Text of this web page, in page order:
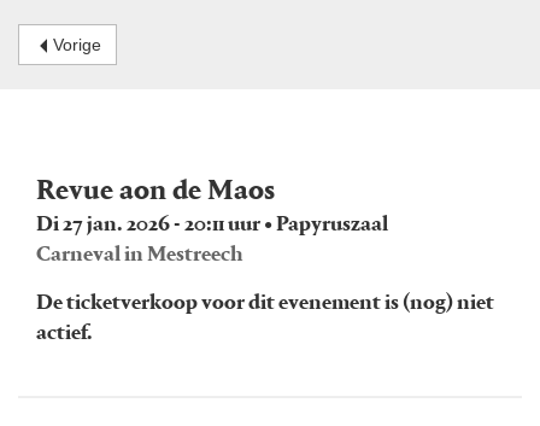
Vorige
Revue aon de Maos
Di 27 jan. 2026 - 20:11 uur • Papyruszaal
Carneval in Mestreech
De ticketverkoop voor dit evenement is (nog) niet
actief.